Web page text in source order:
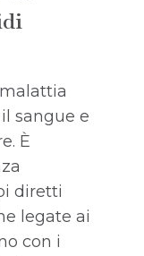
sangue e
È
diretti
legate ai
con i